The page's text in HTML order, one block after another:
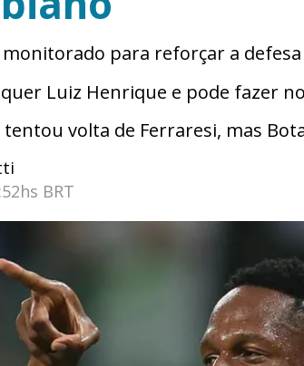
para reforçar a defesa
Luiz Henrique e pode fazer
tentou volta de Ferraresi, mas
BRT